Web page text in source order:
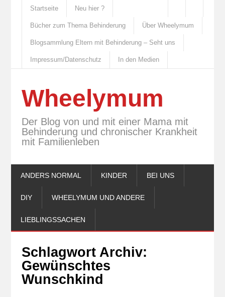
Startseite Neu hier ?
Bücher zum Thema Behinderung Über Wheelymum
Blogsammlung Eltern mit Behinderung – Seht uns
Impressum/Datenschutz In den Medien
Wheelymum
Der Blog von und mit einer Mama mit
Behinderung und chronischer Krankheit
mit Familienleben
ANDERS NORMAL KINDER BEI UNS
DIY WHEELYMUM UND ANDERE
LIEBLINGSSACHEN
Schlagwort Archiv:
Gewünschtes
Wunschkind